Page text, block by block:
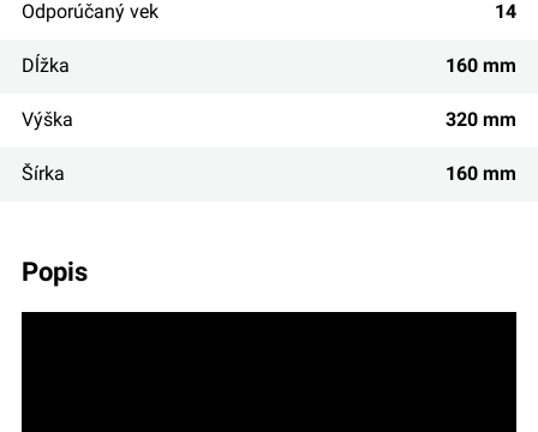
popis
Odporúčaný vek 14
Dĺžka 160 mm
Výška 320 mm
Šírka 160 mm